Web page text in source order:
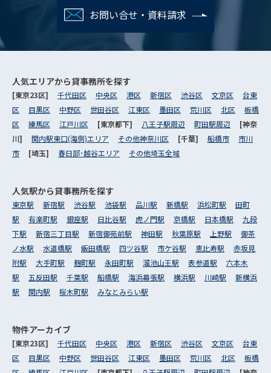
お問い合せ・資料請求
人気エリアから貸事務所を探す
[東京23区] 千代田区 中央区 港区 新宿区 渋谷区 文京区
台東
区
目黒区 中野区 世田谷区 江東区 墨田区 荒川区 北区
板橋
区
練馬区 江戸川区 [東京都下] 八王子駅周辺 町田駅周辺
[神奈
川] 関内駅東口(海側)エリア その他神奈川区 [千葉] 船橋市
市川
市
[埼玉] 春日部･越谷エリア その他埼玉全域
人気駅から貸事務所を探す
東京駅 新宿駅 渋谷駅 池袋駅 品川駅 新橋駅 浜松町駅
田町
駅
有楽町駅 銀座駅 日比谷駅 虎ノ門駅 京橋駅 日本橋駅
九段
下駅
新宿三丁目駅 新宿御苑前駅 神田駅 秋葉原駅 上野駅
御茶
ノ水駅
水道橋駅 飯田橋駅 四ツ谷駅 市ケ谷駅 恵比寿駅
赤坂見
附駅
大手町駅 麹町駅 永田町駅 溜池山王駅 表参道駅
六本木
駅
五反田駅 千葉駅 船橋駅 海浜幕張駅 横浜駅 川崎駅
新横浜
駅
関内駅 桜木町駅 みなとみらい駅
物件アーカイブ
[東京23区] 千代田区 中央区 港区 新宿区 渋谷区 文京区
台東
区
目黒区 中野区 世田谷区 江東区 墨田区 荒川区 北区
板橋